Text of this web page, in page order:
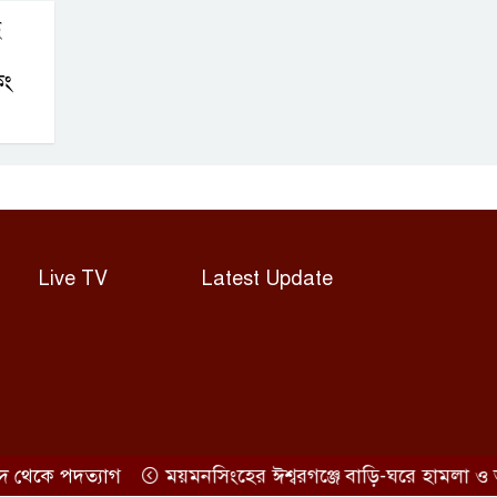
Live TV Latest Update
পদত্যাগ ময়মনসিংহের ঈশ্বরগঞ্জে বাড়ি-ঘরে হামলা ও